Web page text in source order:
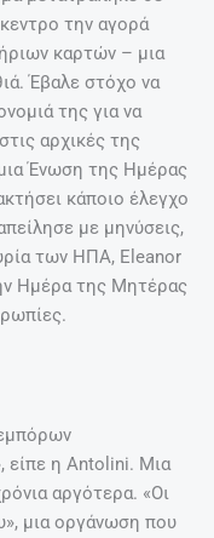
την αγορά
καρτών – μια
Έβαλε στόχο να
της για να
αρχικές της
Ένωση της Ημέρας
κάποιο έλεγχο
με μηνύσεις,
των ΗΠΑ, Eleanor
Ημέρα της Μητέρας
είπε η Antolini. Μια
αργότερα. «Οι
μια οργάνωση που